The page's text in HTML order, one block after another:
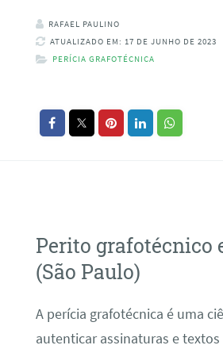
RAFAEL PAULINO
ATUALIZADO EM: 17 DE JUNHO DE 2023
PERÍCIA GRAFOTÉCNICA
Perito grafotécnico
(São Paulo)
A perícia grafotécnica é uma
autenticar assinaturas e